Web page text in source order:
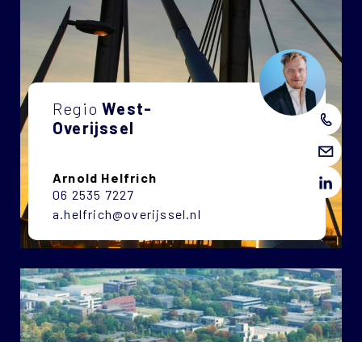
Regio West-
Overijssel
Arnold Helfrich
06 2535 7227
a.helfrich@overijssel.nl